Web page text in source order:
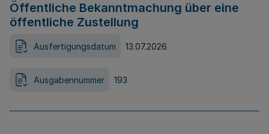
Öffentliche Bekanntmachung über eine
öffentliche Zustellung
Ausfertigungsdatum 13.07.2026
Ausgabennummer 193